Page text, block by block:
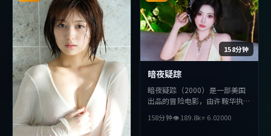
158分钟
暗夜疑踪
暗夜疑踪（2000）是一部美国
出品的冒险电影，由许鞍华执
演。影片在叙事与视听上力求突
158分钟👁189.8k⭐ 6.02000